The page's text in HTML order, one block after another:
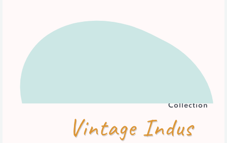
Collection
Vintage Indus